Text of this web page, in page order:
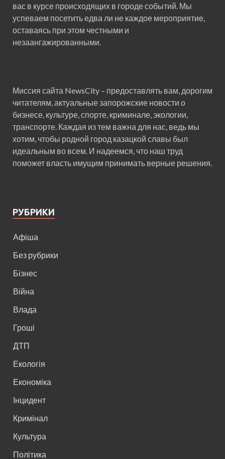
вас в курсе происходящих в городе событий. Мы
успеваем посетить едва ли не каждое мероприятие,
оставаясь при этом честными и
незаангажированными.
Миссия сайта NewsCity – предоставлять вам, дорогим
читателям, актуальные запорожские новости о
бизнесе, культуре, спорте, криминале, экологии,
транспорте. Каждая из тем важна для нас, ведь мы
хотим, чтобы родной город казацкой славы был
идеальным во всем. И надеемся, что наш труд
поможет власть имущим принимать верные решения.
РУБРИКИ
Афіша
Без рубрики
Бізнес
Війна
Влада
Гроші
ДТП
Екологія
Економіка
Інцидент
Кримінал
Культура
Політика